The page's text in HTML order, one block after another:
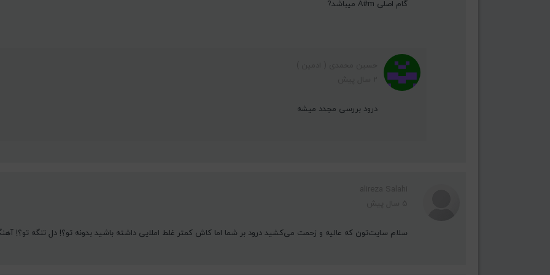
گام اصلی A#m میباشد?
درود بررسی مجدد میشه
سلام سایت‌تون که عالیه و زحمت می‌کشید درود بر شما اما کاش کمتر غلط املایی داشته باشید بدونه تو؟! دل تنگه تو؟!